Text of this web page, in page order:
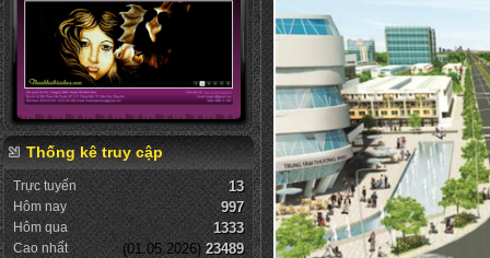
Thống kê truy cập
Trực tuyến 13
Hôm nay 997
Hôm qua 1333
Cao nhất (01.05.2026)23489